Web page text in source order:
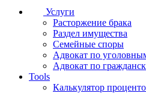
Услуги
Расторжение брака
Раздел имущества
Семейные споры
Адвокат по
Адвокат по
Tools
Калькулятор